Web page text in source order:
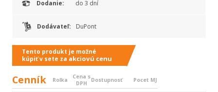
Dodanie: do 3 dní
Dodávateľ: DuPont
Tento produkt je možné
kúpiť v sete za akciovú cenu
Cenník Rolka
Cena s
DPH
Dostupnosť Pocet MJ